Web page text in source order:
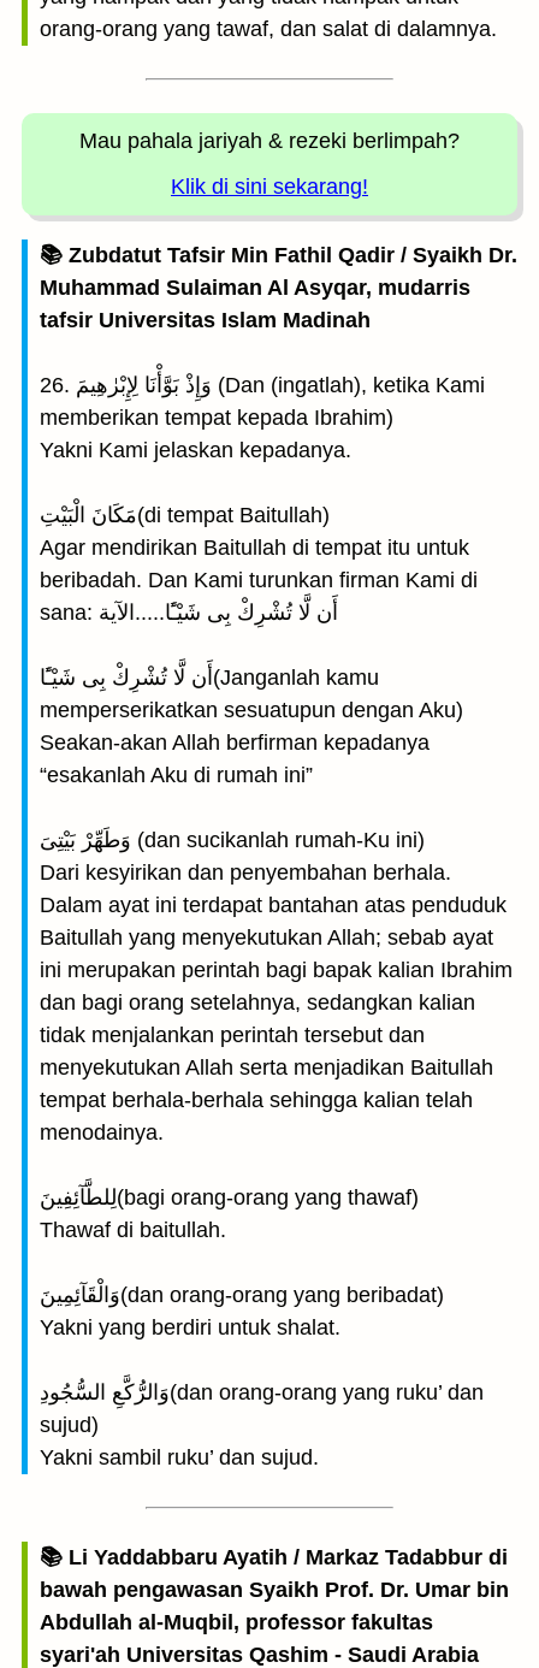
orang-orang yang tawaf, dan salat di dalamnya.
Mau pahala jariyah & rezeki berlimpah?
Klik di sini sekarang!
📚 Zubdatut Tafsir Min Fathil Qadir / Syaikh Dr.
Muhammad Sulaiman Al Asyqar, mudarris
tafsir Universitas Islam Madinah
26. وَإِذْ بَوَّأْنَا لِإِبْرٰهِيمَ (Dan (ingatlah), ketika Kami
memberikan tempat kepada Ibrahim)
Yakni Kami jelaskan kepadanya.
مَكَانَ الْبَيْتِ(di tempat Baitullah)
Agar mendirikan Baitullah di tempat itu untuk
beribadah. Dan Kami turunkan firman Kami di
sana: أَن لَّا تُشْرِكْ بِى شَيْـًٔا.....الآية
أَن لَّا تُشْرِكْ بِى شَيْـًٔا(Janganlah kamu
memperserikatkan sesuatupun dengan Aku)
Seakan-akan Allah berfirman kepadanya
“esakanlah Aku di rumah ini”
وَطَهِّرْ بَيْتِىَ (dan sucikanlah rumah-Ku ini)
Dari kesyirikan dan penyembahan berhala.
Dalam ayat ini terdapat bantahan atas penduduk
Baitullah yang menyekutukan Allah; sebab ayat
ini merupakan perintah bagi bapak kalian Ibrahim
dan bagi orang setelahnya, sedangkan kalian
tidak menjalankan perintah tersebut dan
menyekutukan Allah serta menjadikan Baitullah
tempat berhala-berhala sehingga kalian telah
menodainya.
لِلطَّآئِفِينَ(bagi orang-orang yang thawaf)
Thawaf di baitullah.
وَالْقَآئِمِينَ(dan orang-orang yang beribadat)
Yakni yang berdiri untuk shalat.
وَالرُّكَّعِ السُّجُودِ(dan orang-orang yang ruku’ dan
sujud)
Yakni sambil ruku’ dan sujud.
📚 Li Yaddabbaru Ayatih / Markaz Tadabbur di
bawah pengawasan Syaikh Prof. Dr. Umar bin
Abdullah al-Muqbil, professor fakultas
syari'ah Universitas Qashim - Saudi Arabia